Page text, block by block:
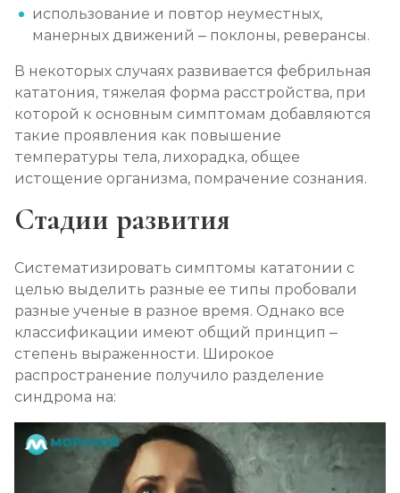
использование и повтор неуместных,
манерных движений – поклоны, реверансы.
В некоторых случаях развивается фебрильная
кататония, тяжелая форма расстройства, при
которой к основным симптомам добавляются
такие проявления как повышение
температуры тела, лихорадка, общее
истощение организма, помрачение сознания.
Стадии развития
Систематизировать симптомы кататонии с
целью выделить разные ее типы пробовали
разные ученые в разное время. Однако все
классификации имеют общий принцип –
степень выраженности. Широкое
распространение получило разделение
синдрома на: